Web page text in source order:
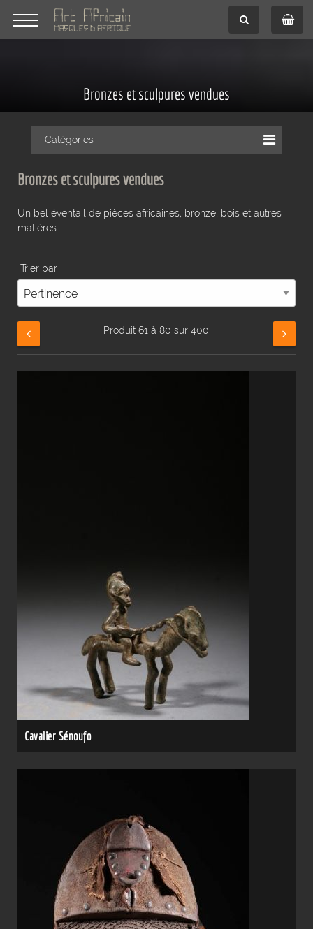
Bronzes et sculpures vendues
Catégories
Bronzes et sculpures vendues
Un bel éventail de pièces africaines, bronze, bois et autres
matières.
Trier par
Produit 61 à 80 sur 400
Cavalier Sénoufo